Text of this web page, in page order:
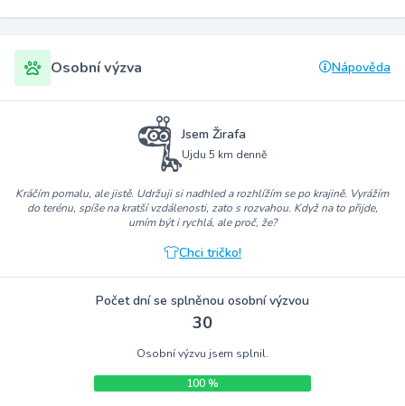
Osobní výzva Nápověda
Jsem Žirafa
Ujdu 5 km denně
Kráčím pomalu, ale jistě. Udržuji si nadhled a rozhlížím se po krajině. Vyrážím
do terénu, spíše na kratší vzdálenosti, zato s rozvahou. Když na to přijde,
umím být i rychlá, ale proč, že?
Chci tričko!
Počet dní se splněnou osobní výzvou
30
Osobní výzvu jsem splnil.
100 %